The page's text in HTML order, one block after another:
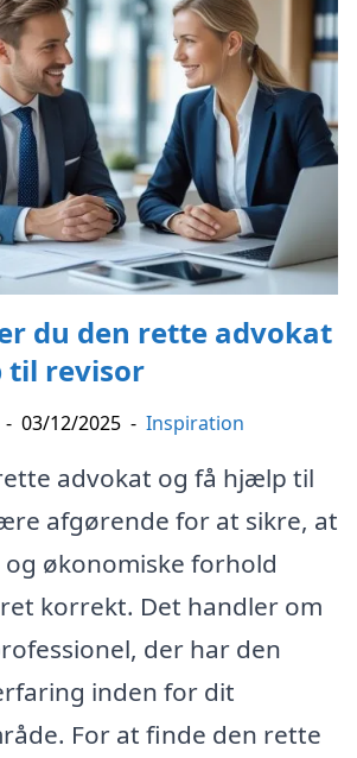
du den rette advokat
til revisor
- 03/12/2025 - Inspiration
advokat og få hjælp til
afgørende for at sikre, at
økonomiske forhold
korrekt. Det handler om
der har den
inden for dit
For at finde den rette